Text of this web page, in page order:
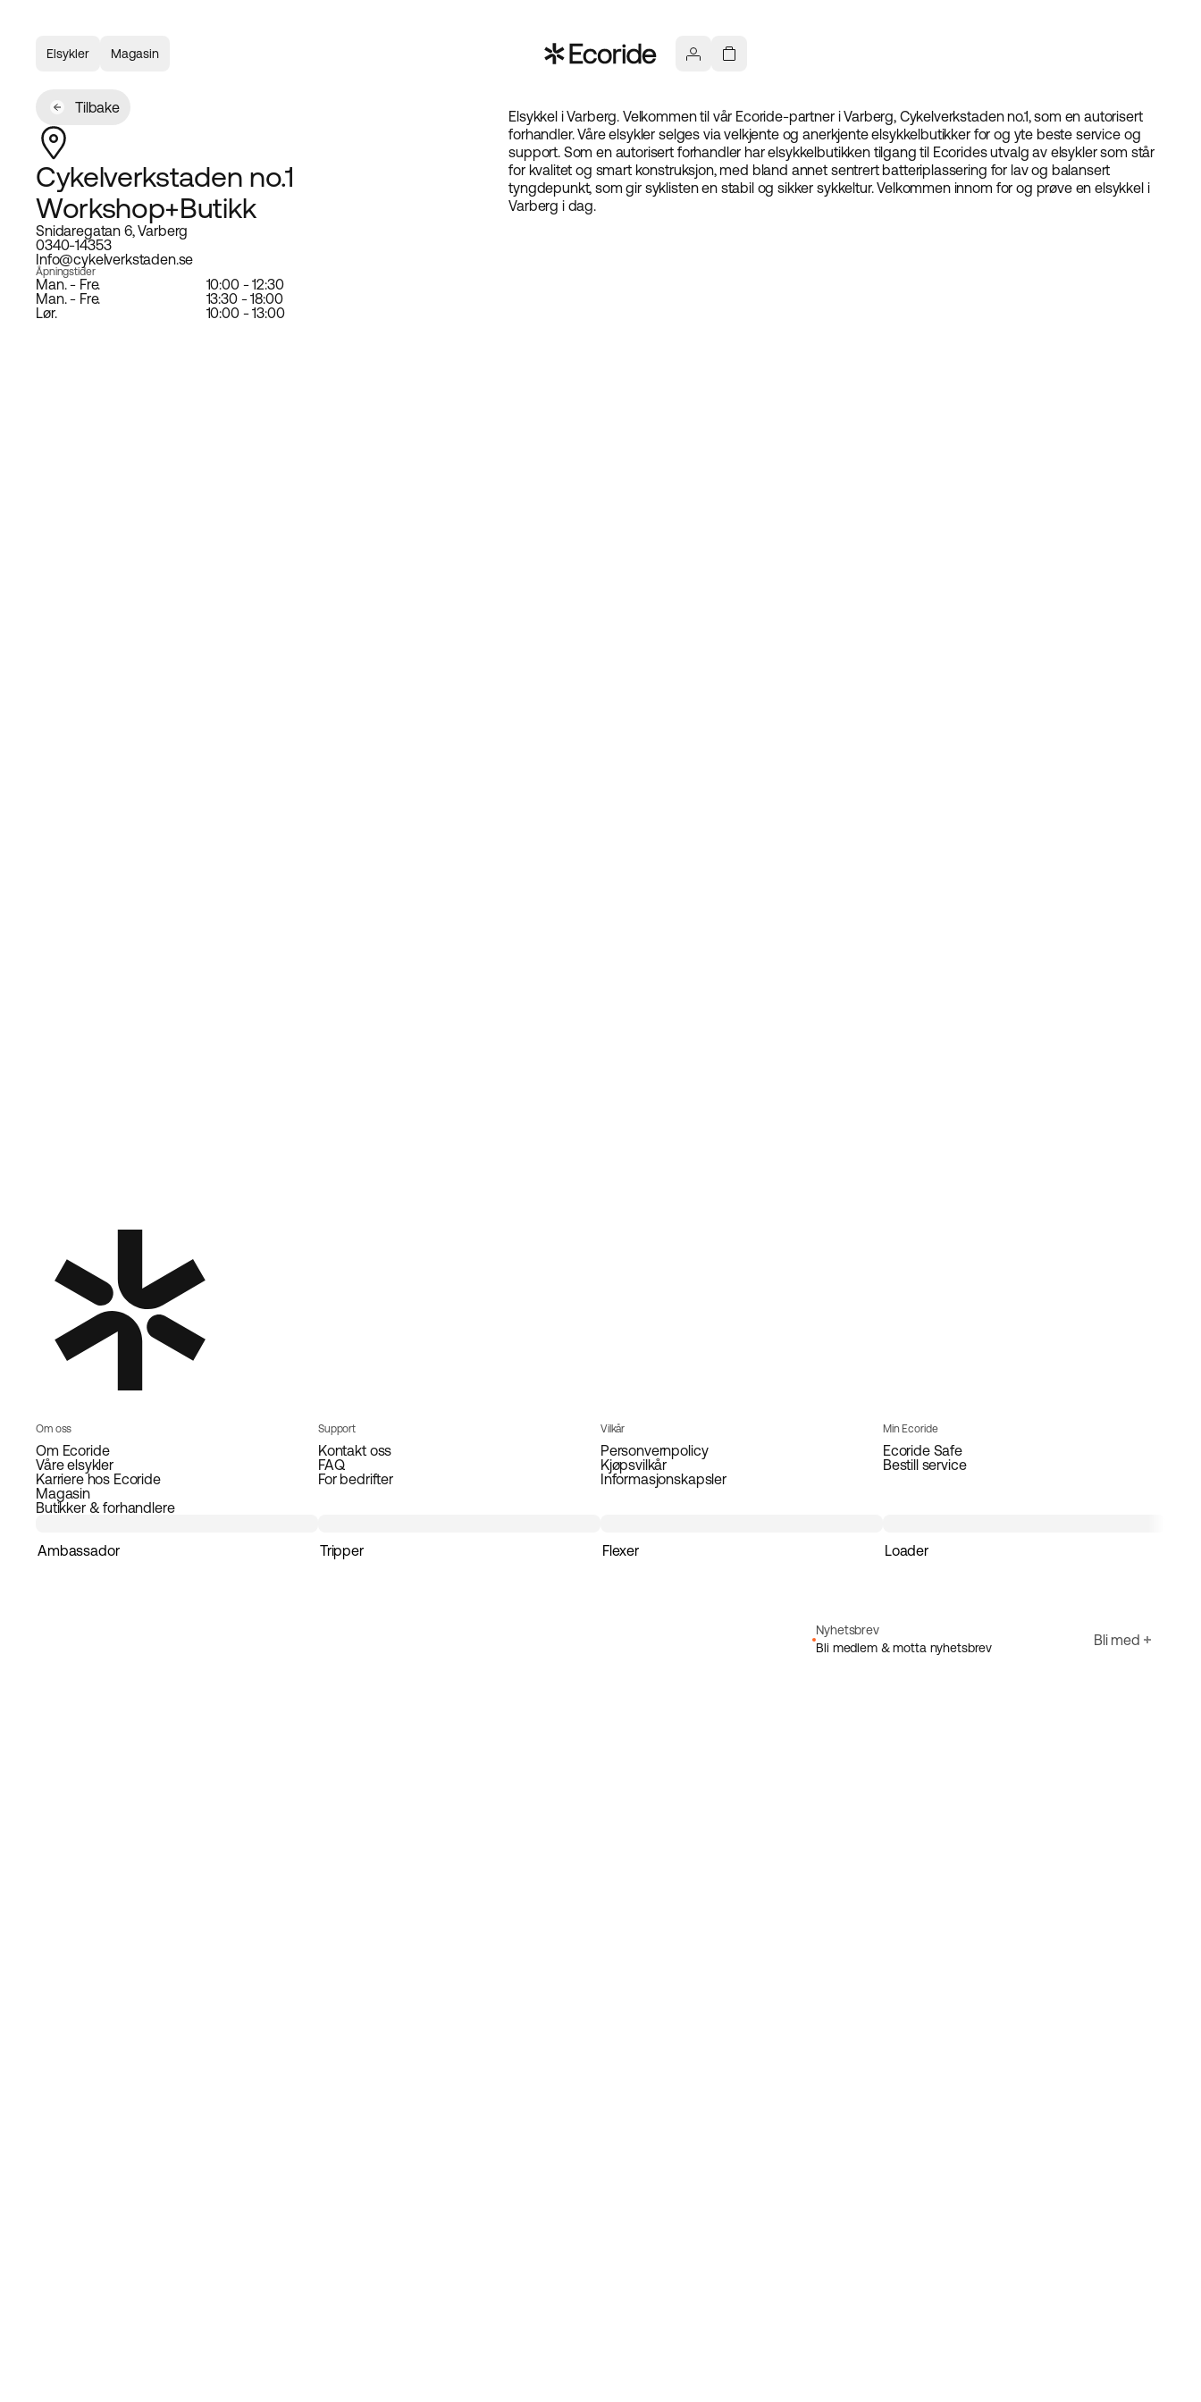
Elsykler Magasin
Tilbake
Cykelverkstaden no.1
Workshop+Butikk
Snidaregatan 6, Varberg
0340-14353
Info@cykelverkstaden.se
Åpningstider
Man. - Fre.
10:00 - 12:30
Man. - Fre.
13:30 - 18:00
Lør.
10:00 - 13:00
Elsykkel i Varberg. Velkommen til vår Ecoride-partner i Varberg, Cykelverkstaden no.1, som en autorisert
forhandler. Våre elsykler selges via velkjente og anerkjente elsykkelbutikker for og yte beste service og
support. Som en autorisert forhandler har elsykkelbutikken tilgang til Ecorides utvalg av elsykler som står
for kvalitet og smart konstruksjon, med bland annet sentrert batteriplassering for lav og balansert
tyngdepunkt, som gir syklisten en stabil og sikker sykkeltur. Velkommen innom for og prøve en elsykkel i
Varberg i dag.
Om oss
Om Ecoride
Våre elsykler
Karriere hos Ecoride
Magasin
Butikker & forhandlere
Support
Kontakt oss
FAQ
For bedrifter
Vilkår
Personvernpolicy
Kjøpsvilkår
Informasjonskapsler
Min Ecoride
Ecoride Safe
Bestill service
Ambassador Tripper Flexer Loader
Nyhetsbrev
Bli medlem & motta nyhetsbrev
Bli med